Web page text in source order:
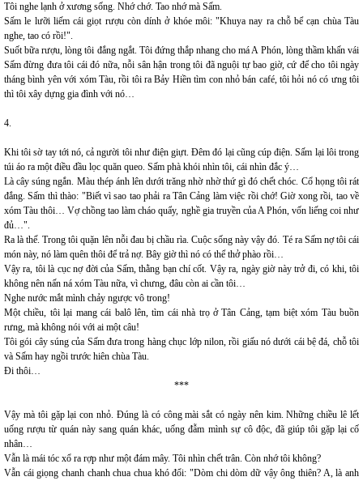
Tôi nghe lạnh ở xương sống. Nhớ chớ. Tao nhớ mà Sấm.
Sấm le lưỡi liếm cái giọt rượu còn dính ở khóe môi: "Khuya nay ra chỗ bể cạn chùa Tàu
nghe, tao có rồi!".
Suốt bữa rượu, lòng tôi đắng ngắt. Tôi đứng thắp nhang cho má A Phón, lòng thầm khấn vái
Sấm đừng đưa tôi cái đó nữa, nỗi sân hận trong tôi đã nguội tự bao giờ, cứ để cho tôi ngày
tháng bình yên với xóm Tàu, rồi tôi ra Bảy Hiền tìm con nhỏ bán café, tôi hỏi nó có ưng tôi
thì tôi xây dựng gia đình với nó…
4.
Khi tôi sờ tay tới nó, cả người tôi như điện giựt. Đêm đó lại cũng cúp điện. Sấm lại lôi trong
túi áo ra một điều đầu lọc quăn queo. Sấm phà khói nhìn tôi, cái nhìn đắc ý…
Là cây súng ngắn. Màu thép ánh lên dưới trăng nhờ nhờ thứ gì đó chết chóc. Cổ họng tôi rát
đắng. Sấm thì thào: "Biết vì sao tao phải ra Tân Cảng làm việc rồi chớ! Giờ xong rồi, tao về
xóm Tàu thôi… Vợ chồng tao làm cháo quẩy, nghề gia truyền của A Phón, vốn liếng coi như
đủ…".
Ra là thế. Trong tôi quặn lên nỗi đau bị chầu rìa. Cuộc sống này vậy đó. Té ra Sấm nợ tôi cái
món này, nó làm quên thôi để trả nợ. Bây giờ thì nó có thể thở phào rồi…
Vậy ra, tôi là cục nợ đời của Sấm, thằng bạn chí cốt. Vậy ra, ngày giờ này trở đi, có khi, tôi
không nên nấn ná xóm Tàu nữa, vì chưng, đâu còn ai cần tôi…
Nghe nước mắt mình chảy ngược vô trong!
Một chiều, tôi lại mang cái balô lên, tìm cái nhà trọ ở Tân Cảng, tạm biệt xóm Tàu buồn
rưng, mà không nói với ai một câu!
Tôi gói cây súng của Sấm đưa trong hàng chục lớp nilon, rồi giấu nó dưới cái bệ đá, chỗ tôi
và Sấm hay ngồi trước hiên chùa Tàu.
Đi thôi…
***
Vậy mà tôi gặp lại con nhỏ. Đúng là có công mài sắt có ngày nên kim. Những chiều lê lết
uống rượu từ quán này sang quán khác, uống đẫm mình sự cô độc, đã giúp tôi gặp lại cố
nhân…
Vẫn là mái tóc xổ ra rợp như một đám mây. Tôi nhìn chết trân. Còn nhớ tôi không?
Vẫn cái giọng chanh chanh chua chua khó đổi: "Dòm chi dòm dữ vậy ông thiên? A, là anh